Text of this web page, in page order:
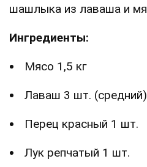
шашлыка из лаваша и
Ингредиенты:
Мясо 1,5 кг
Лаваш 3 шт. (средний)
Перец красный 1 шт.
Лук репчатый 1 шт.